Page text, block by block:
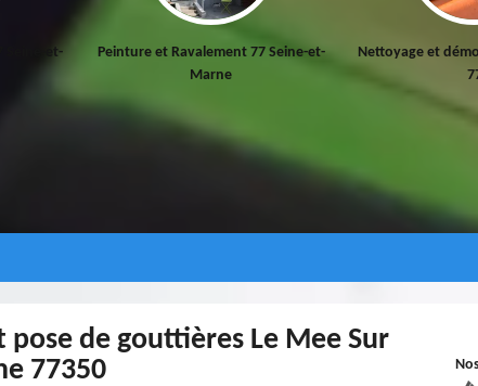
Seine-et-
Peinture et Ravalement 77 Seine-et-
Marne
Nettoyage et
de gouttières Le Mee Sur
77350